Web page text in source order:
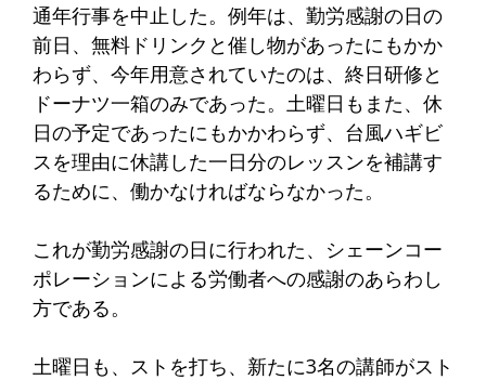
通年行事を中止した。例年は、勤労感謝の日の
前日、無料ドリンクと催し物があったにもかか
わらず、今年用意されていたのは、終日研修と
ドーナツ一箱のみであった。土曜日もまた、休
日の予定であったにもかかわらず、台風ハギビ
スを理由に休講した一日分のレッスンを補講す
るために、働かなければならなかった。
これが勤労感謝の日に行われた、シェーンコー
ポレーションによる労働者への感謝のあらわし
方である。
土曜日も、ストを打ち、新たに3名の講師がスト